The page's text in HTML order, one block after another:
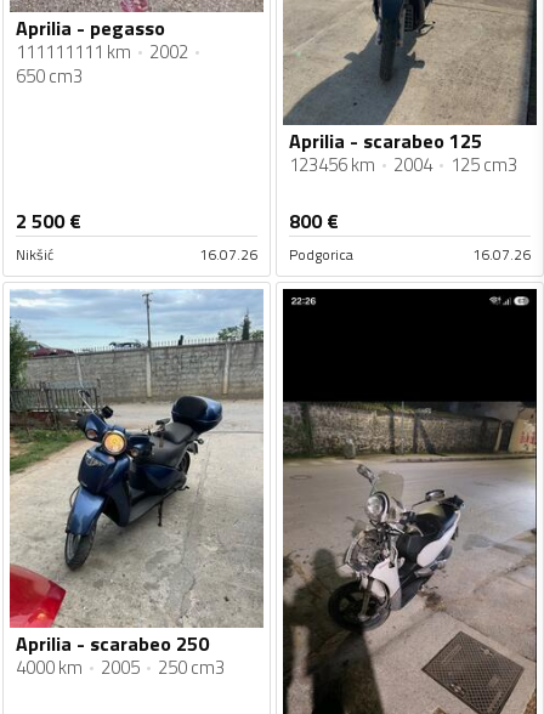
Aprilia - pegasso
111111111 km
2002
650 cm3
2 500€
Nikšić 16.07.26
Aprilia - scarabeo 125
123456 km 2004 125 cm3
800€
Podgorica 16.07.26
Aprilia - scarabeo 250
4000 km 2005 250 cm3